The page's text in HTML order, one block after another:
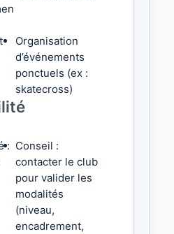
Organisation
d’événements
ponctuels (ex :
skatecross)
: Conseil :
contacter le club
pour valider les
modalités
(niveau,
encadrement,